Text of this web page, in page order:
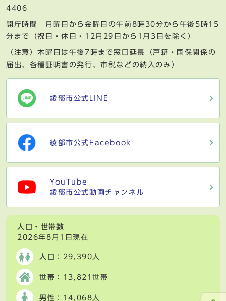
4406
開庁時間 月曜日から金曜日の午前8時30分から午後5時15
分まで（祝日・休日・12月29日から1月3日を除く）
（注意）木曜日は午後7時まで窓口延長（戸籍・国保関係の
届出、各種証明書の発行、市税などの納入のみ）
綾部市公式LINE
綾部市公式Facebook
YouTube
綾部市公式動画チャンネル
人口・世帯数
2026年8月1日現在
人口 ：29,390人
世帯 ：13,821世帯
男性 ：14,068人